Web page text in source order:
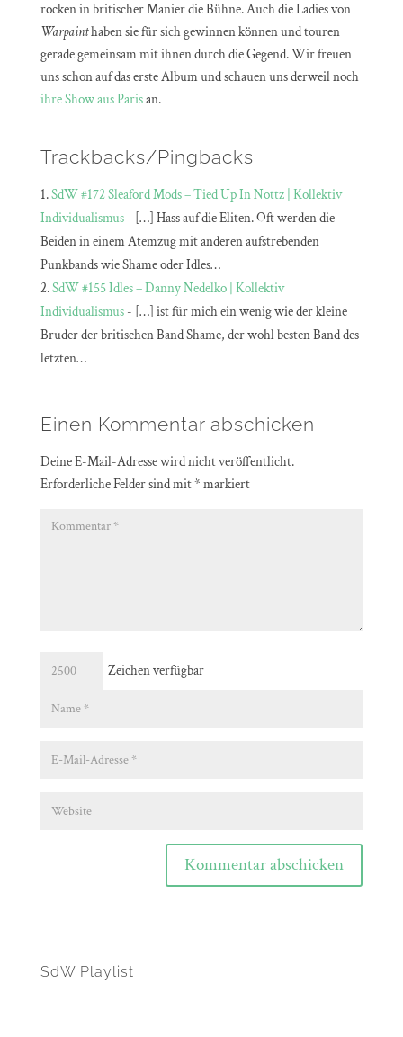
rocken in britischer Manier die Bühne. Auch die Ladies von
Warpainthaben sie für sich gewinnen können und touren
gerade gemeinsam mit ihnen durch die Gegend. Wir freuen
uns schon auf das erste Album und schauen uns derweil noch
ihre Show aus Parisan.
Trackbacks/Pingbacks
SdW #172 Sleaford Mods – Tied Up In Nottz | Kollektiv
Individualismus- […] Hass auf die Eliten. Oft werden die
Beiden in einem Atemzug mit anderen aufstrebenden
Punkbands wie Shame oder Idles…
SdW #155 Idles – Danny Nedelko | Kollektiv
Individualismus- […] ist für mich ein wenig wie der kleine
Bruder der britischen Band Shame, der wohl besten Band des
letzten…
Einen Kommentar abschicken
Deine E-Mail-Adresse wird nicht veröffentlicht.
Erforderliche Felder sind mit* markiert
Zeichen verfügbar
Kommentar abschicken
SdW Playlist